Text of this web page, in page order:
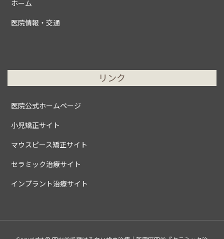
ホーム
医院情報・交通
リンク
医院公式ホームページ
小児矯正サイト
マウスピース矯正サイト
セラミック治療サイト
インプラント治療サイト